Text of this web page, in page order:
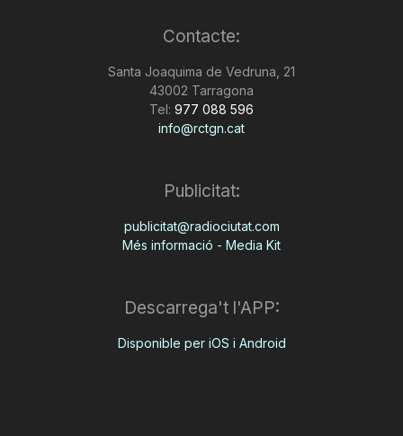
Contacte:
Santa Joaquima de Vedruna, 21
43002 Tarragona
Tel: 977 088 596
info@rctgn.cat
Publicitat:
publicitat@radiociutat.com
Més informació - Media Kit
Descarrega't l'APP:
Disponible per iOS i Android